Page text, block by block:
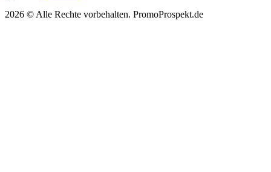
2026 © Alle Rechte vorbehalten. PromoProspekt.de